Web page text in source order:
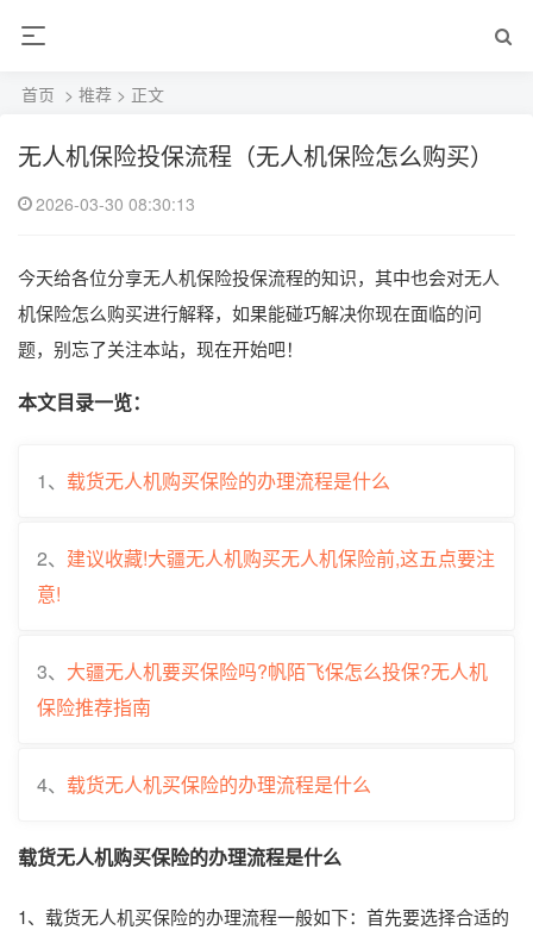
首页 > 推荐 > 正文
无人机保险投保流程（无人机保险怎么购买）
2026-03-30 08:30:13
今天给各位分享无人机保险投保流程的知识，其中也会对无人
机保险怎么购买进行解释，如果能碰巧解决你现在面临的问
题，别忘了关注本站，现在开始吧！
本文目录一览：
1、 载货无人机购买保险的办理流程是什么
2、 建议收藏!大疆无人机购买无人机保险前,这五点要注
意!
3、 大疆无人机要买保险吗?帆陌飞保怎么投保?无人机
保险推荐指南
4、 载货无人机买保险的办理流程是什么
载货无人机购买保险的办理流程是什么
1、载货无人机买保险的办理流程一般如下：首先要选择合适的